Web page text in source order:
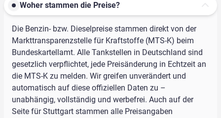
Woher stammen die Preise?
Die Benzin- bzw. Dieselpreise stammen direkt von der
Markttransparenzstelle für Kraftstoffe (MTS-K) beim
Bundeskartellamt. Alle Tankstellen in Deutschland sind
gesetzlich verpflichtet, jede Preisänderung in Echtzeit an
die MTS-K zu melden. Wir greifen unverändert und
automatisch auf diese offiziellen Daten zu –
unabhängig, vollständig und werbefrei. Auch auf der
Seite für Stuttgart stammen alle Preisangaben